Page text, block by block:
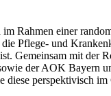
Rahmen einer
Pflege- und
Gemeinsam mit der
der AOK Bayern
perspektivisch